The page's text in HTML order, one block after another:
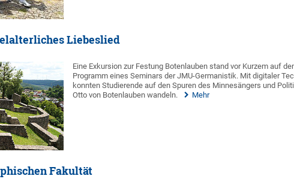
Liebeslied
Eine Exkursion zur Festung Botenlauben stand vor Kurzem auf
Programm eines Seminars der JMU-Germanistik. Mit digitaler
konnten Studierende auf den Spuren des Minnesängers und
Otto von Botenlauben wandeln.
Mehr
Fakultät